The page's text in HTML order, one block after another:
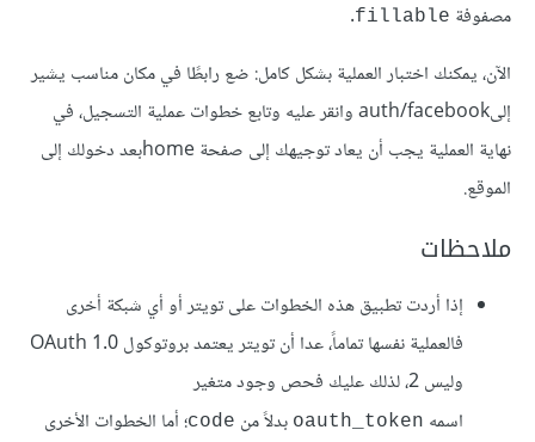
مصفوفة fillable
.
الآن، يمكنك اختبار العملية بشكل كامل: ضع رابطًا في مكان مناسب يشير
إلىauth/facebook وانقر عليه وتابع خطوات عملية التسجيل، في
نهاية العملية يجب أن يعاد توجيهك إلى صفحة homeبعد دخولك إلى
الموقع.
ملاحظات
إذا أردت تطبيق هذه الخطوات على تويتر أو أي شبكة أخرى
فالعملية نفسها تماماً، عدا أن تويتر يعتمد بروتوكول OAuth 1.0
وليس 2، لذلك عليك فحص وجود متغير
اسمه oauth_token بدلاً من code؛ أما الخطوات الأخرى